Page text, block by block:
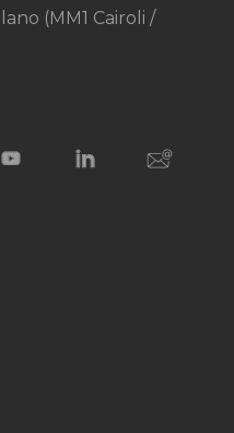
(MM1 Cairoli /